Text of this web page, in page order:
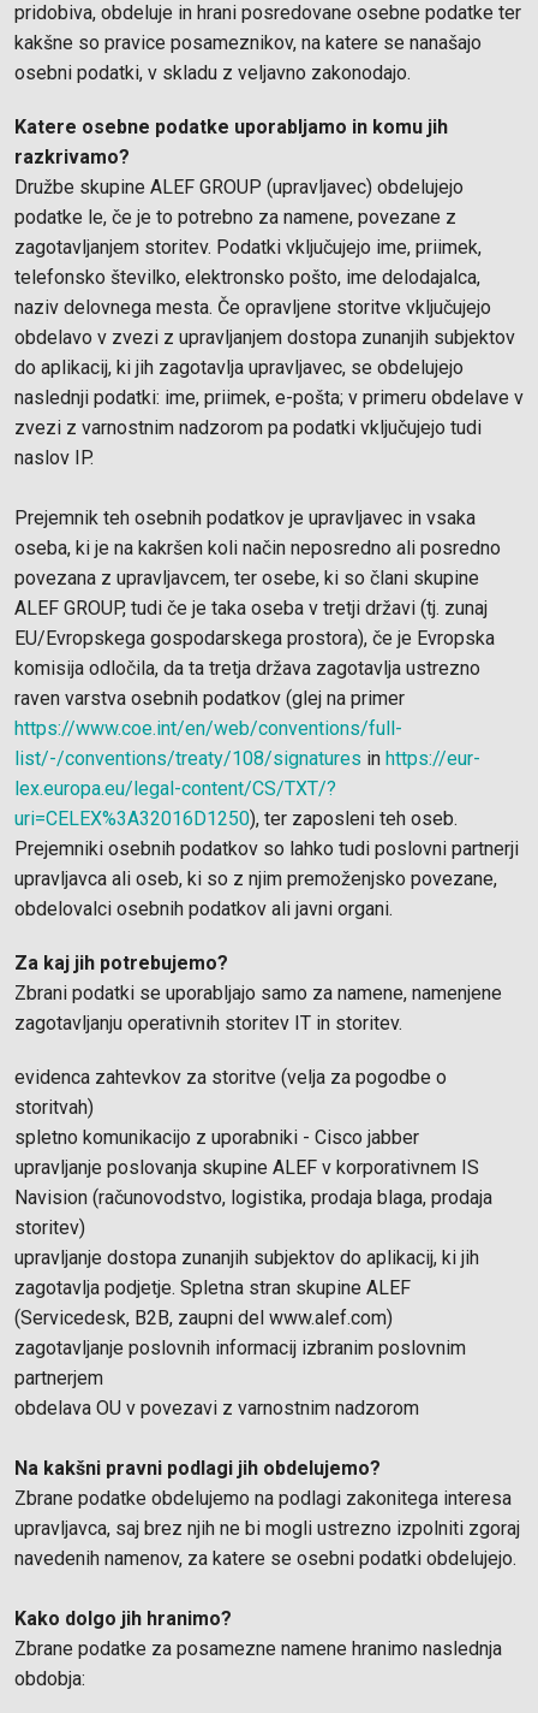
pridobiva, obdeluje in hrani posredovane osebne podatke ter
kakšne so pravice posameznikov, na katere se nanašajo
osebni podatki, v skladu z veljavno zakonodajo.
Katere osebne podatke uporabljamo in komu jih
razkrivamo?
Družbe skupine ALEF GROUP (upravljavec) obdelujejo
podatke le, če je to potrebno za namene, povezane z
zagotavljanjem storitev. Podatki vključujejo ime, priimek,
telefonsko številko, elektronsko pošto, ime delodajalca,
naziv delovnega mesta. Če opravljene storitve vključujejo
obdelavo v zvezi z upravljanjem dostopa zunanjih subjektov
do aplikacij, ki jih zagotavlja upravljavec, se obdelujejo
naslednji podatki: ime, priimek, e-pošta; v primeru obdelave v
zvezi z varnostnim nadzorom pa podatki vključujejo tudi
naslov IP.
Prejemnik teh osebnih podatkov je upravljavec in vsaka
oseba, ki je na kakršen koli način neposredno ali posredno
povezana z upravljavcem, ter osebe, ki so člani skupine
ALEF GROUP, tudi če je taka oseba v tretji državi (tj. zunaj
EU/Evropskega gospodarskega prostora), če je Evropska
komisija odločila, da ta tretja država zagotavlja ustrezno
raven varstva osebnih podatkov (glej na primer
https://www.coe.int/en/web/conventions/full-
list/-/conventions/treaty/108/signatures in https://eur-
lex.europa.eu/legal-content/CS/TXT/?
uri=CELEX%3A32016D1250), ter zaposleni teh oseb.
Prejemniki osebnih podatkov so lahko tudi poslovni partnerji
upravljavca ali oseb, ki so z njim premoženjsko povezane,
obdelovalci osebnih podatkov ali javni organi.
Za kaj jih potrebujemo?
Zbrani podatki se uporabljajo samo za namene, namenjene
zagotavljanju operativnih storitev IT in storitev.
evidenca zahtevkov za storitve (velja za pogodbe o
storitvah)
spletno komunikacijo z uporabniki - Cisco jabber
upravljanje poslovanja skupine ALEF v korporativnem IS
Navision (računovodstvo, logistika, prodaja blaga, prodaja
storitev)
upravljanje dostopa zunanjih subjektov do aplikacij, ki jih
zagotavlja podjetje. Spletna stran skupine ALEF
(Servicedesk, B2B, zaupni del www.alef.com)
zagotavljanje poslovnih informacij izbranim poslovnim
partnerjem
obdelava OU v povezavi z varnostnim nadzorom
Na kakšni pravni podlagi jih obdelujemo?
Zbrane podatke obdelujemo na podlagi zakonitega interesa
upravljavca, saj brez njih ne bi mogli ustrezno izpolniti zgoraj
navedenih namenov, za katere se osebni podatki obdelujejo.
Kako dolgo jih hranimo?
Zbrane podatke za posamezne namene hranimo naslednja
obdobja: